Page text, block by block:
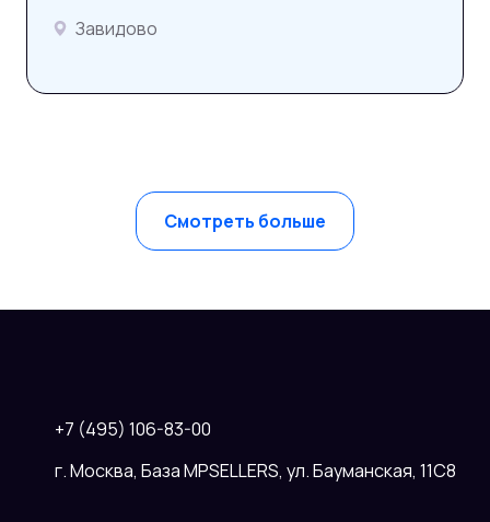
Завидово
Смотреть больше
+7 (495) 106-83-00
г. Москва, База MPSELLERS, ул. Бауманская, 11С8